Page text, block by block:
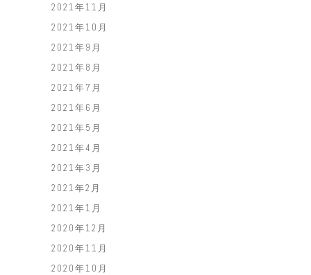
2021年11月
2021年10月
2021年9月
2021年8月
2021年7月
2021年6月
2021年5月
2021年4月
2021年3月
2021年2月
2021年1月
2020年12月
2020年11月
2020年10月